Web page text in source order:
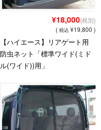
イトトップ）
¥18,000(税別)
( 税込 ¥19,800 )
【ハイエース】リアゲート用
防虫ネット「標準ワイド(ミド
ル(ワイド))用」